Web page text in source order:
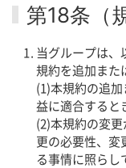
第18条（
当グループは
規約を追加また
(1)本規約の追
益に適合すると
(2)本規約の変
更の必要性、変
る事情に照らし